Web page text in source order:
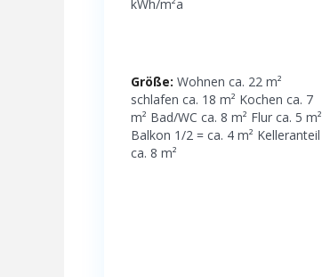
kWh/m²a
Größe: Wohnen ca. 22 m²
schlafen ca. 18 m² Kochen ca. 7
m² Bad/WC ca. 8 m² Flur ca. 5 m²
Balkon 1/2 = ca. 4 m² Kelleranteil
ca. 8 m²